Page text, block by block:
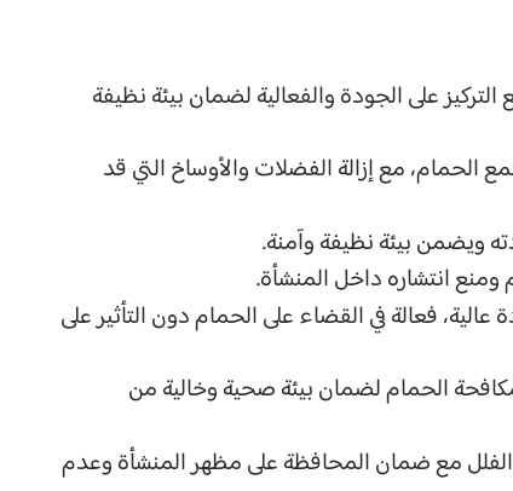
على الجودة والفعالية لضمان بيئة نظيفة
مع إزالة الفضلات والأوساخ التي قد
ويضمن بيئة نظيفة وآمنة.
انتشاره داخل المنشأة.
فعالة في القضاء على الحمام دون التأثير على
الحمام لضمان بيئة صحية وخالية من
مع ضمان المحافظة على مظهر المنشأة وعدم